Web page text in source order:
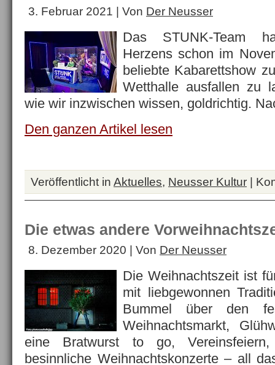
3. Februar 2021 | Von Der Neusser
Das STUNK-Team
Herzens schon im
beliebte Kabarettshow
Wetthalle ausfallen zu
wie wir inzwischen wissen, goldrichtig.
Den ganzen Artikel lesen
Veröffentlicht in Aktuelles, Neusser Kultur |
Die etwas andere
8. Dezember 2020 | Von Der Neusser
Die Weihnachtszeit ist
mit liebgewonnen
Bummel über den
Weihnachtsmarkt,
eine Bratwurst to go, Vereinsfeiern,
besinnliche Weihnachtskonzerte – all